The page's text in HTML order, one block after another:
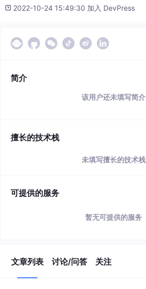
2022-10-24 15:49:30 加入 DevPress
简介
该用户还未填写简介
擅长的技术栈
未填写擅长的技术栈
可提供的服务
暂无可提供的服务
文章列表 讨论/问答 关注